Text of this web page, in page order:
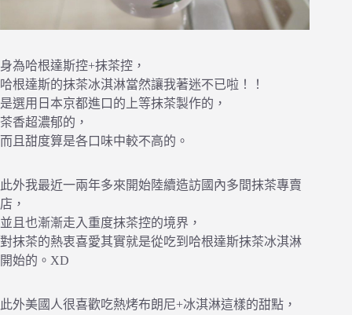
身為哈根達斯控+抹茶控，
哈根達斯的抹茶冰淇淋當然讓我著迷不已啦！！
是選用日本京都進口的上等抹茶製作的，
茶香超濃郁的，
而且甜度算是各口味中較不高的。
此外我最近一兩年多來開始陸續造訪國內多間抹茶專賣
店，
並且也漸漸走入重度抹茶控的境界，
對抹茶的熱衷喜愛其實就是從吃到哈根達斯抹茶冰淇淋
開始的。XD
此外美國人很喜歡吃熱烤布朗尼+冰淇淋這樣的甜點，